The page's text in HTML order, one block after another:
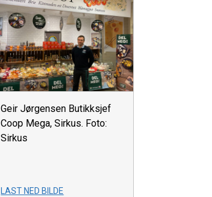
Geir Jørgensen Butikksjef
Coop Mega, Sirkus. Foto:
Sirkus
LAST NED BILDE